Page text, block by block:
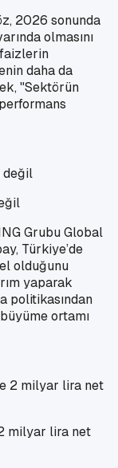
2026 sonunda
olmasını
daha da
"Sektörün
Grubu Global
Türkiye’de
olduğunu
yaparak
politikasından
ortamı
milyar lira net